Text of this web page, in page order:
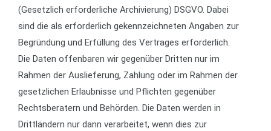
(Gesetzlich erforderliche Archivierung) DSGVO. Dabei
sind die als erforderlich gekennzeichneten Angaben zur
Begründung und Erfüllung des Vertrages erforderlich.
Die Daten offenbaren wir gegenüber Dritten nur im
Rahmen der Auslieferung, Zahlung oder im Rahmen der
gesetzlichen Erlaubnisse und Pflichten gegenüber
Rechtsberatern und Behörden. Die Daten werden in
Drittländern nur dann verarbeitet, wenn dies zur